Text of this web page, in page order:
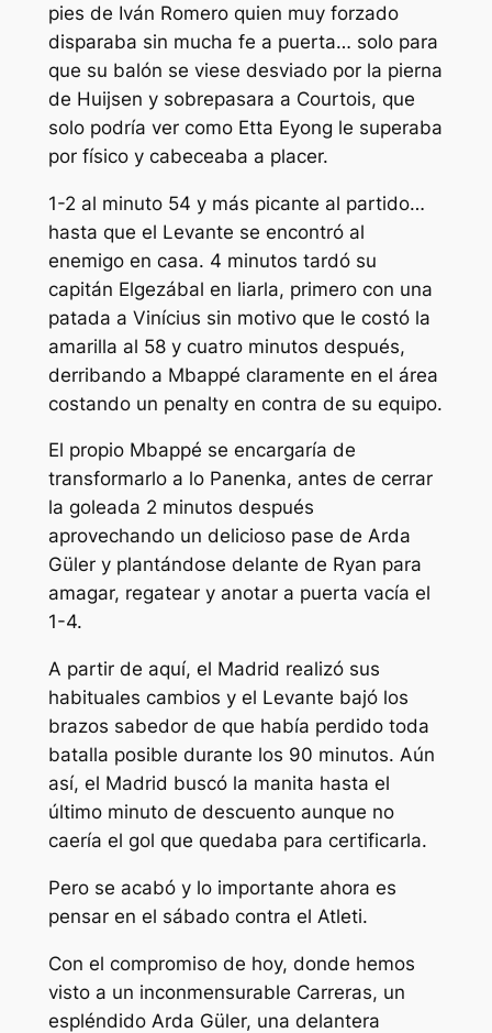
pies de Iván Romero quien muy forzado
disparaba sin mucha fe a puerta… solo para
que su balón se viese desviado por la pierna
de Huijsen y sobrepasara a Courtois, que
solo podría ver como Etta Eyong le superaba
por físico y cabeceaba a placer.
1-2 al minuto 54 y más picante al partido…
hasta que el Levante se encontró al
enemigo en casa. 4 minutos tardó su
capitán Elgezábal en liarla, primero con una
patada a Vinícius sin motivo que le costó la
amarilla al 58 y cuatro minutos después,
derribando a Mbappé claramente en el área
costando un penalty en contra de su equipo.
El propio Mbappé se encargaría de
transformarlo a lo Panenka, antes de cerrar
la goleada 2 minutos después
aprovechando un delicioso pase de Arda
Güler y plantándose delante de Ryan para
amagar, regatear y anotar a puerta vacía el
1-4.
A partir de aquí, el Madrid realizó sus
habituales cambios y el Levante bajó los
brazos sabedor de que había perdido toda
batalla posible durante los 90 minutos. Aún
así, el Madrid buscó la manita hasta el
último minuto de descuento aunque no
caería el gol que quedaba para certificarla.
Pero se acabó y lo importante ahora es
pensar en el sábado contra el Atleti.
Con el compromiso de hoy, donde hemos
visto a un inconmensurable Carreras, un
espléndido Arda Güler, una delantera